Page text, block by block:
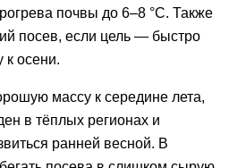
почвы до 6–8 °C. Также
посев, если цель — быстро
к осени.
массу к середине лета,
в тёплых регионах и
ранней весной. В